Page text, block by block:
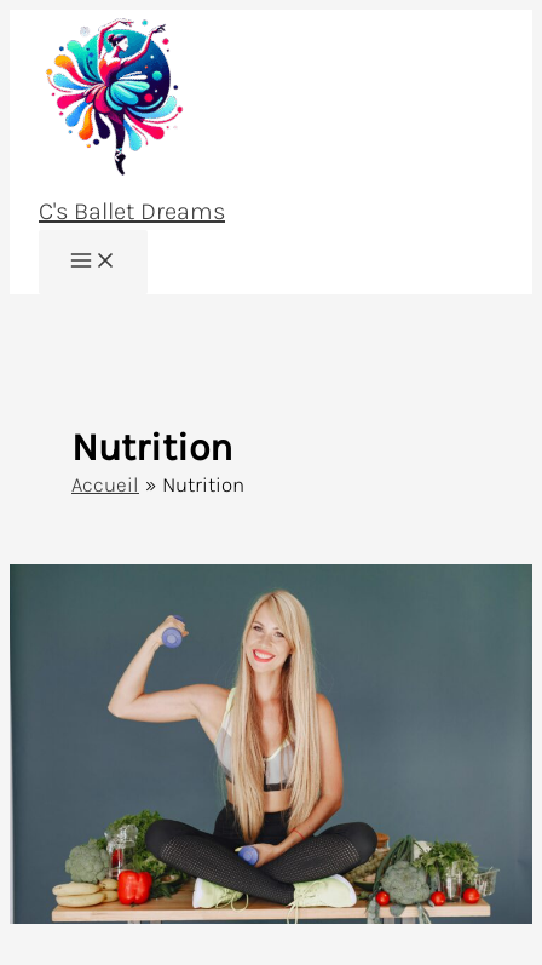
contenu
C's Ballet Dreams
Nutrition
Accueil Nutrition